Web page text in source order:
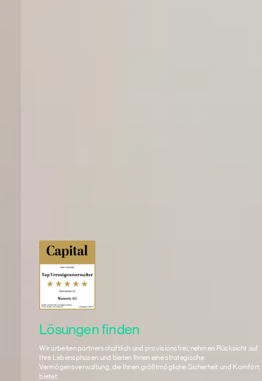
Lösungen finden
Wir arbeiten partnerschaftlich und provisionsfrei, nehmen Rücksicht auf
Ihre Lebensphasen und bieten Ihnen eine strategische
Vermögensverwaltung, die Ihnen größtmögliche Sicherheit und Komfort
bietet.